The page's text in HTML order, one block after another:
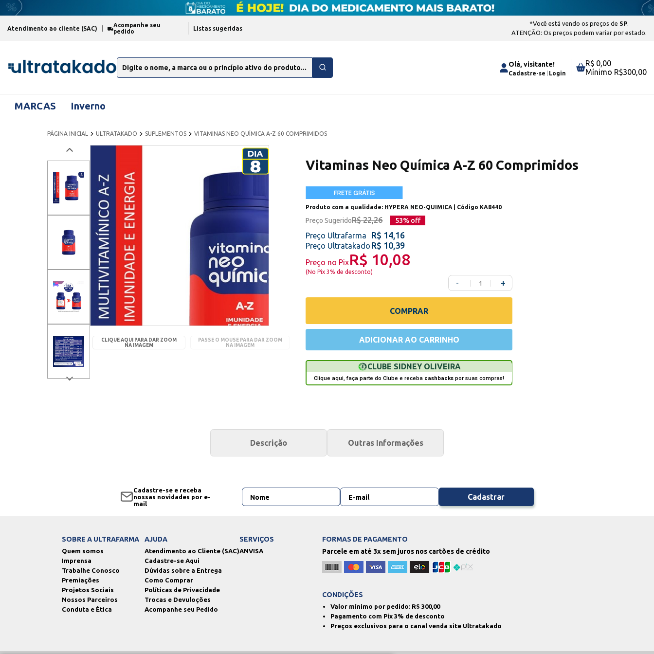
Atendimento ao cliente (SAC)
Acompanhe seu
pedido
Listas sugeridas
*Você está vendo os preços de SP.
ATENÇÃO: Os preços podem variar por estado.
Olá, visitante!
Cadastre-se Login
R$ 0,00
Mínimo R$300,00
MARCAS Inverno
PÁGINA INICIAL ULTRATAKADO SUPLEMENTOS VITAMINAS NEO QUÍMICA A-Z 60 COMPRIMIDOS
CLIQUE AQUI PARA DAR ZOOM
NA IMAGEM
PASSE O MOUSE PARA DAR ZOOM
NA IMAGEM
Vitaminas Neo Química A-Z 60 Comprimidos
Produto com a qualidade: HYPERA NEO-QUIMICA | Código KA8440
Preço SugeridoR$ 22,26 53% off
Preço Ultrafarma R$ 14,16
Preço Ultratakado R$ 10,39
Preço no PixR$ 10,08
( No Pix 3% de desconto)
- +
COMPRAR
ADICIONAR AO CARRINHO
CLUBE SIDNEY OLIVEIRA
Clique aqui, faça parte do Clube e receba cashbacks por suas compras!
Descrição Outras Informações
Cadastre-se e receba
nossas novidades por e-
mail
Cadastrar
SOBRE A ULTRAFARMA
Quem somos
Imprensa
Trabalhe Conosco
Premiações
Projetos Sociais
Nossos Parceiros
Conduta e Ética
AJUDA
Atendimento ao Cliente (SAC)
Cadastre-se Aqui
Dúvidas sobre a Entrega
Como Comprar
Políticas de Privacidade
Trocas e Devuloções
Acompanhe seu Pedido
SERVIÇOS
ANVISA
FORMAS DE PAGAMENTO
Parcele em até 3x sem juros nos cartões de crédito
CONDIÇÕES
Valor mínimo por pedido: R$ 300,00
Pagamento com Pix 3% de desconto
Preços exclusivos para o canal venda site Ultratakado